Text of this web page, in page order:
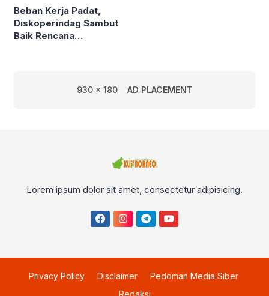
Beban Kerja Padat,
Diskoperindag Sambut
Baik Rencana
930 x 180 AD PLACEMENT
Lorem ipsum dolor sit amet, consectetur adipisicing.
Privacy Policy Disclaimer
Pedoman Media Siber
Redaksi